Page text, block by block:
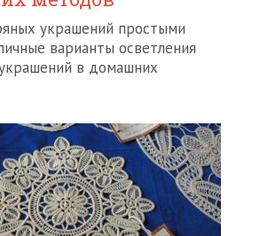
украшений простыми
варианты осветления
в домашних